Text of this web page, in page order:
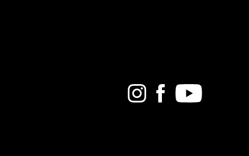
BandcampInstagramFacebook
Youtube